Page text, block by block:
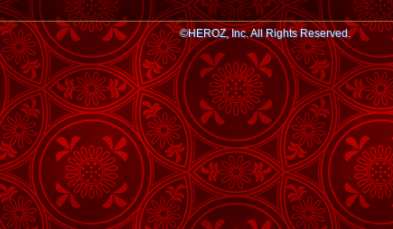
©HEROZ, Inc. All Rights Reserved.